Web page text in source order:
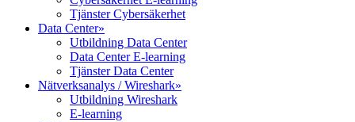
Tjänster Cybersäkerhet
Data Center»
Utbildning Data Center
Data Center E-learning
Tjänster Data Center
Nätverksanalys / Wireshark»
Utbildning Wireshark
E-learning